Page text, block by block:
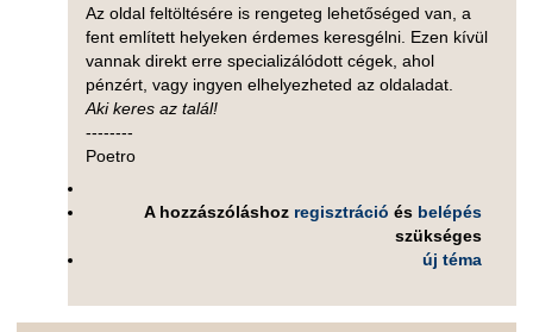
Az oldal feltöltésére is rengeteg lehetőséged van, a
fent említett helyeken érdemes keresgélni. Ezen kívül
vannak direkt erre specializálódott cégek, ahol
pénzért, vagy ingyen elhelyezheted az oldaladat.
Aki keres az talál!
--------
Poetro
A hozzászóláshoz regisztráció és belépés
szükséges
új téma